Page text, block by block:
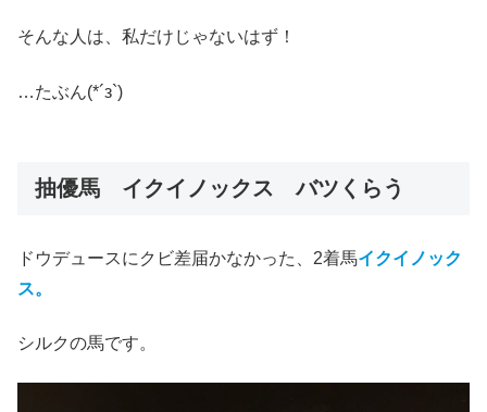
そんな人は、私だけじゃないはず！
…たぶん(*´з`)
抽優馬 イクイノックス バツくらう
ドウデュースにクビ差届かなかった、2着馬イクイノック
ス。
シルクの馬です。